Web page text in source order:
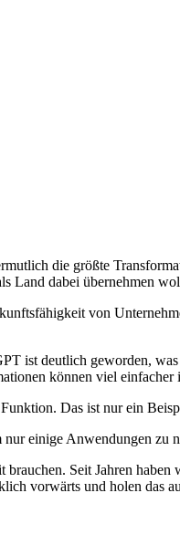
die größte
Land dabei übernehmen
von
ist deutlich geworden,
können viel
Das ist nur ein
einige Anwendungen zu
Seit Jahren
vorwärts und holen das